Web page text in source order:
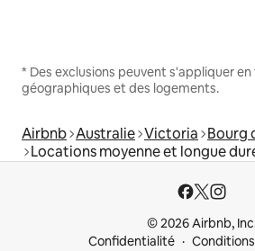
* Des exclusions peuvent s'appliquer
géographiques et des logements.
Airbnb Australie Victoria Bourg
Locations moyenne et longue
© 2026 Airbnb,
Confidentialité